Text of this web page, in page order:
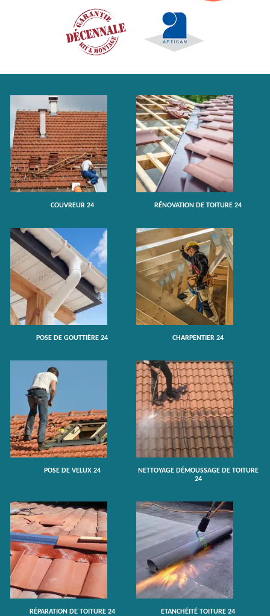
COUVREUR 24 RÉNOVATION DE TOITURE 24
POSE DE GOUTTIÈRE 24 CHARPENTIER 24
POSE DE VELUX 24
NETTOYAGE DÉMOUSSAGE DE TOITURE
24
RÉPARATION DE TOITURE 24 ETANCHÉITÉ TOITURE 24